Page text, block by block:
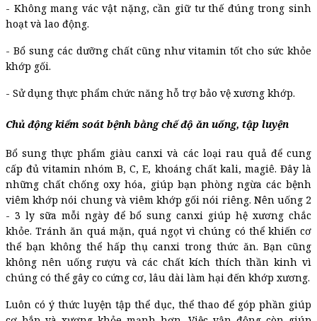
- Không mang vác vật nặng, cần giữ tư thế đúng trong sinh
hoạt và lao động.
- Bổ sung các dưỡng chất cũng như vitamin tốt cho sức khỏe
khớp gối.
- Sử dụng thực phẩm chức năng hỗ trợ bảo vệ xương khớp.
Chủ động kiểm soát bệnh bằng chế độ ăn uống, tập luyện
Bổ sung thực phẩm giàu canxi và các loại rau quả để cung
cấp đủ vitamin nhóm B, C, E, khoáng chất kali, magiê. Đây là
những chất chống oxy hóa, giúp bạn phòng ngừa các bệnh
viêm khớp nói chung và viêm khớp gối nói riêng. Nên uống 2
- 3 ly sữa mỗi ngày để bổ sung canxi giúp hệ xương chắc
khỏe. Tránh ăn quá mặn, quá ngọt vì chúng có thể khiến cơ
thể bạn không thể hấp thụ canxi trong thức ăn. Bạn cũng
không nên uống rượu và các chất kích thích thần kinh vì
chúng có thể gây co cứng cơ, lâu dài làm hại đến khớp xương.
Luôn có ý thức luyện tập thể dục, thể thao để góp phần giúp